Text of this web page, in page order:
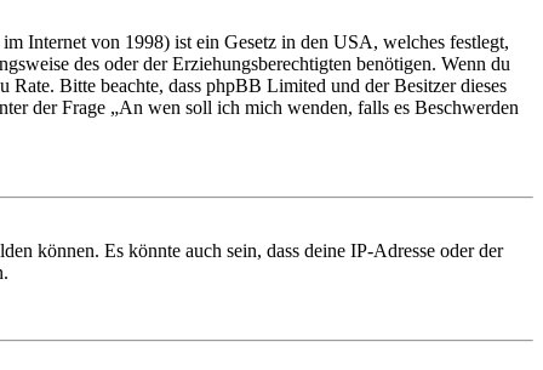
Internet von 1998) ist ein Gesetz in den USA, welches festlegt,
des oder der Erziehungsberechtigten benötigen. Wenn du
Bitte beachte, dass phpBB Limited und der Besitzer dieses
der Frage „An wen soll ich mich wenden, falls es Beschwerden
können. Es könnte auch sein, dass deine IP-Adresse oder der